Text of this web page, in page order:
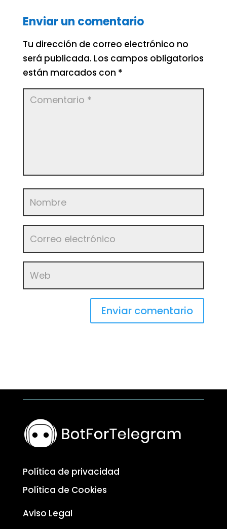
Enviar un comentario
Tu dirección de correo electrónico no
será publicada. Los campos obligatorios
están marcados con *
Enviar comentario
Política de privacidad
Política de Cookies
Aviso Legal